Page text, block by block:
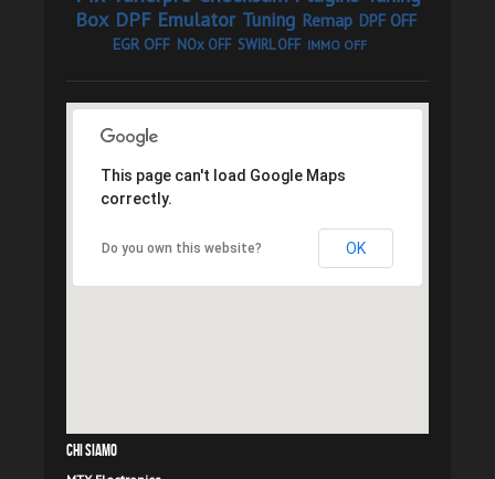
Box DPF Emulator Tuning Remap DPF OFF
EGR OFF NOx OFF SWIRL OFF IMMO OFF
This page can't load Google Maps
correctly.
Do you own this website? OK
Chi Siamo